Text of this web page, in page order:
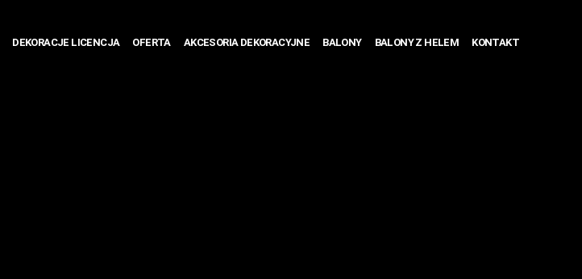
DEKORACJE LICENCJA OFERTA AKCESORIA DEKORACYJNE BALONY BALONY Z HELEM KONTAKT